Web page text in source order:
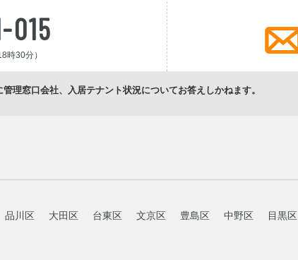
015
時30分）
理窓口会社、入居テナント状況についてお答えしかねます。
品川区 大田区 台東区 文京区 豊島区 中野区 目黒区